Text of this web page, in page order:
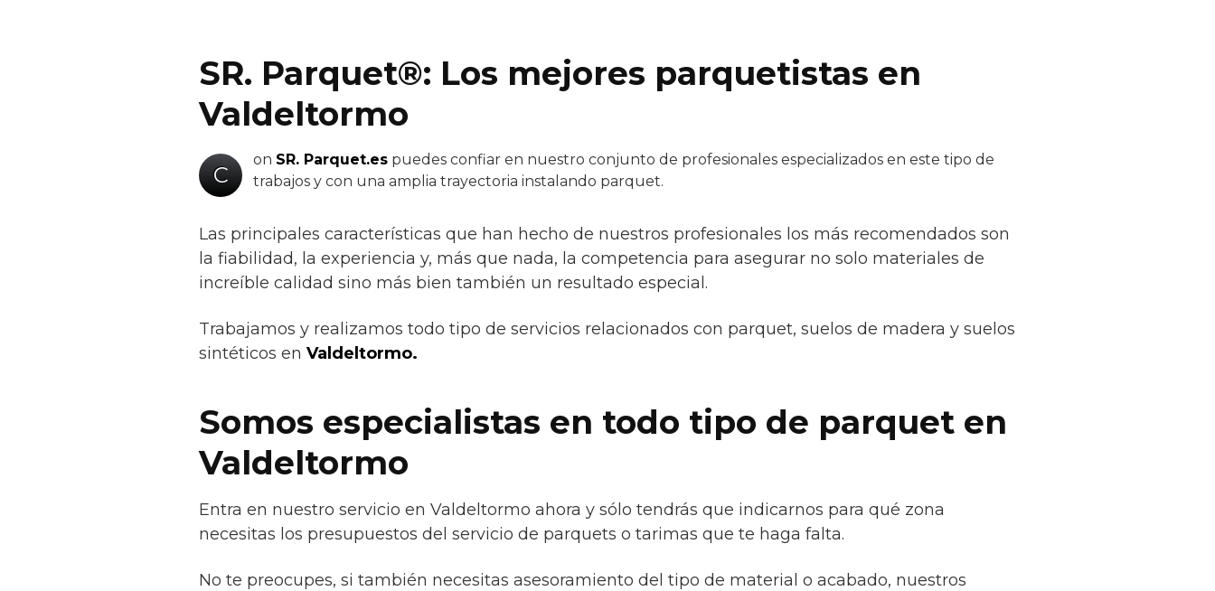
SR. Parquet®: Los mejores parquetistas en
Valdeltormo
C
on SR. Parquet.es puedes confiar en nuestro conjunto de profesionales especializados en este tipo de
trabajos y con una amplia trayectoria instalando parquet.
Las principales características que han hecho de nuestros profesionales los más recomendados son
la fiabilidad, la experiencia y, más que nada, la competencia para asegurar no solo materiales de
increíble calidad sino más bien también un resultado especial.
Trabajamos y realizamos todo tipo de servicios relacionados con parquet, suelos de madera y suelos
sintéticos en Valdeltormo.
Somos especialistas en todo tipo de parquet en
Valdeltormo
Entra en nuestro servicio en Valdeltormo ahora y sólo tendrás que indicarnos para qué zona
necesitas los presupuestos del servicio de parquets o tarimas que te haga falta.
No te preocupes, si también necesitas asesoramiento del tipo de material o acabado, nuestros